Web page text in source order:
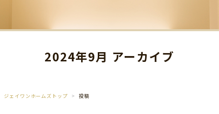
2024年9月 アーカイブ
ジェイワンホームズトップ 投稿